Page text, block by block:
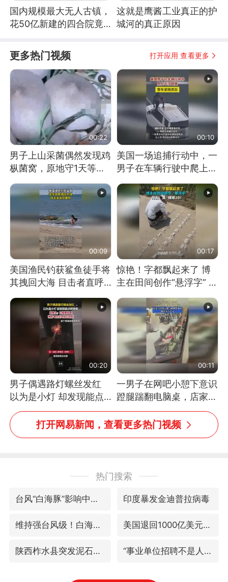
国内规模最大无人古镇，
花50亿新建的四合院竟
这就是鹰酱工业真正的护
城河的真正原因
更多热门视频 打开应用 查看更多
00:22
男子上山采菌偶然发现鸡
枞菌窝，原地守1天等它
00:10
美国一场追捕行动中，一
男子在车辆行驶中爬上车
00:09
美国渔民钓获鲨鱼徒手将
其拽回大海 目击者直呼
消息）
00:17
惊艳！字都飘起来了 博
主在田间创作“悬浮字” 网
00:20
男子偶遇路灯螺丝发红
以为是小灯 却发现能点
燃香烟 当事人：已报警
处理
00:11
一男子在网吧小憩下意识
蹬腿踹翻电脑桌，店家3
台显示器与机械臂损坏
打开网易新闻，查看更多热门视频
热门搜索
台风“白海豚”影响中国已成定局 印度暴发金迪普拉病毒
维持强台风级！白海豚直奔华东沿海 美国退回1000亿美元关税
陕西柞水县突发泥石流致1死2失联 “事业单位招聘不是人情买卖”